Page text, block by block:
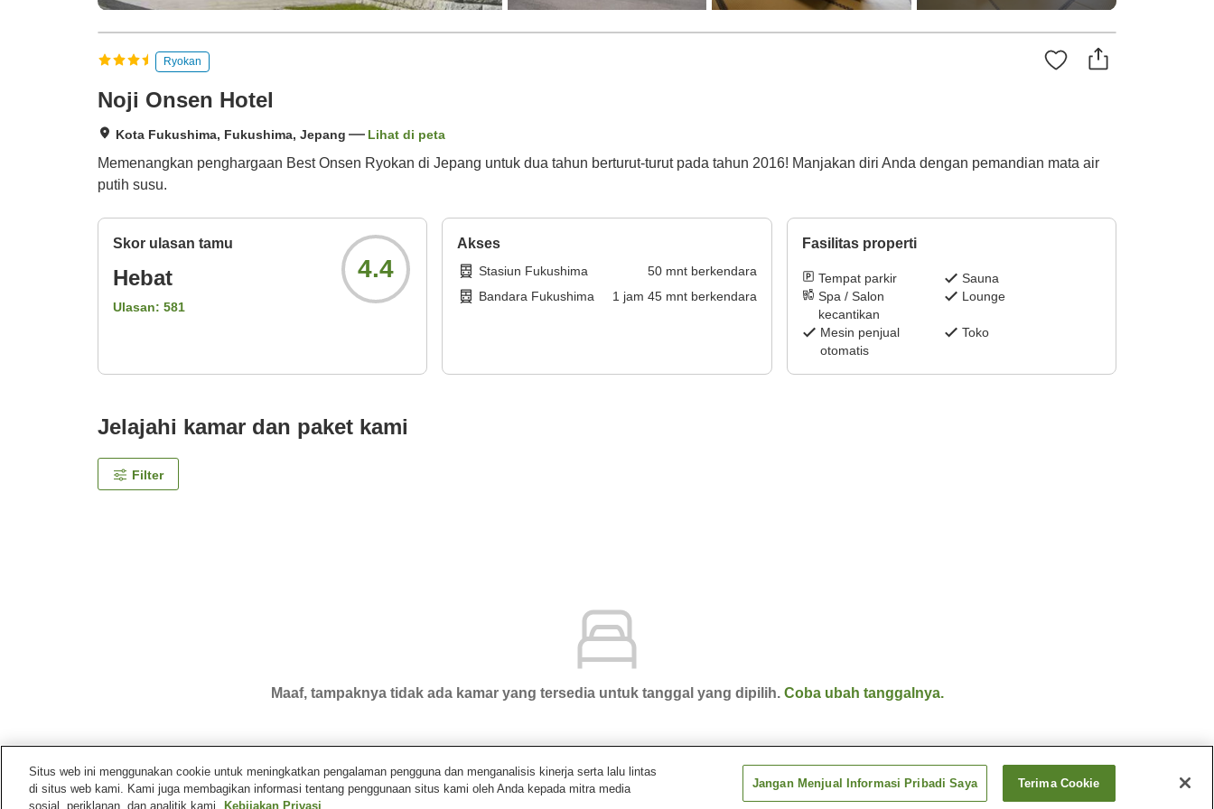
Ryokan
Noji Onsen Hotel
Kota Fukushima, Fukushima, Jepang Lihat di peta
Memenangkan penghargaan Best Onsen Ryokan di Jepang untuk dua tahun berturut-turut pada tahun 2016! Manjakan diri Anda dengan pemandian mata air
putih susu.
Skor ulasan tamu
Hebat
Ulasan: 581
4.4
Akses
Stasiun Fukushima 50mnt berkendara
Bandara Fukushima
1 jam 45mnt berkendara
Fasilitas properti
Tempat parkir
Sauna
Spa / Salon
kecantikan
Lounge
Mesin penjual
otomatis
Toko
Jelajahi kamar dan paket kami
Filter
Maaf, tampaknya tidak ada kamar yang tersedia untuk tanggal yang dipilih. Coba ubah tanggalnya.
Beranda Jepang Fukushima Kota Fukushima
Situs web ini menggunakan cookie untuk meningkatkan pengalaman pengguna dan menganalisis kinerja serta lalu lintas
di situs web kami. Kami juga membagikan informasi tentang penggunaan situs kami oleh Anda kepada mitra media
sosial, periklanan, dan analitik kami.
Kebijakan Privasi
Jangan Menjual Informasi Pribadi Saya Terima Cookie